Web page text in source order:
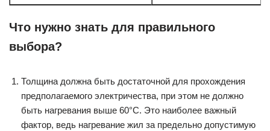
Что нужно знать для правильного
выбора?
Толщина должна быть достаточной для прохождения
предполагаемого электричества, при этом не должно
быть нагревания выше 60°C. Это наиболее важный
фактор, ведь нагревание жил за предельно допустимую